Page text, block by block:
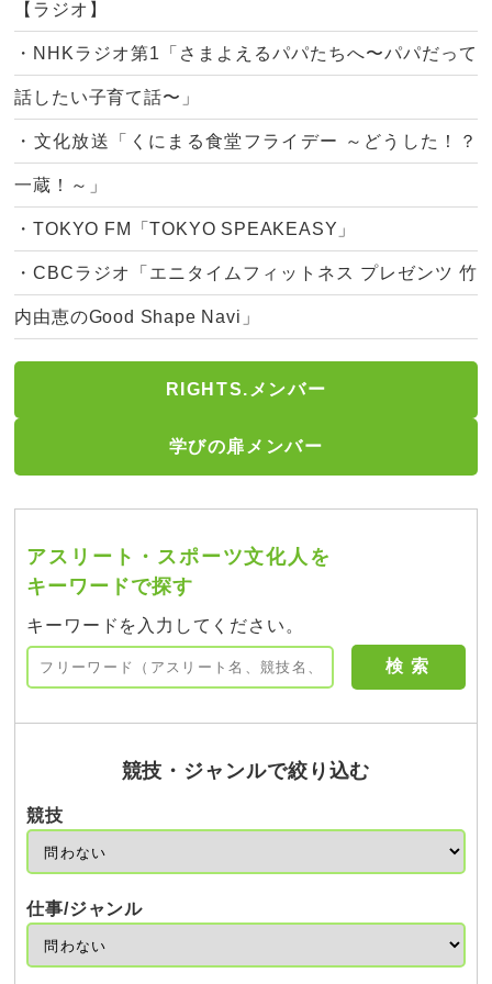
【ラジオ】
・NHKラジオ第1「さまよえるパパたちへ〜パパだって
話したい子育て話〜」
・文化放送「くにまる食堂フライデー ～どうした！？
一蔵！～」
・TOKYO FM「TOKYO SPEAKEASY」
・CBCラジオ「エニタイムフィットネス プレゼンツ 竹
内由恵のGood Shape Navi」
RIGHTS.メンバー
学びの扉メンバー
アスリート・スポーツ文化人を
キーワードで探す
キーワードを入力してください。
競技・ジャンルで絞り込む
競技
仕事/ジャンル